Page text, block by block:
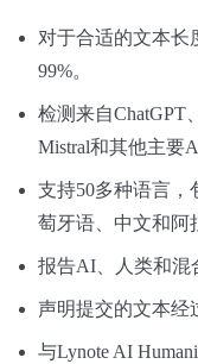
对于合适的文本长
99%。
检测来自ChatGPT
Mistral和其他主要
支持50多种语言，
萄牙语、中文和阿
报告AI、人类和混
声明提交的文本经
与Lynote AI